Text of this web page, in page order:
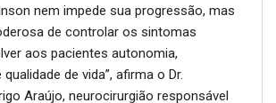
nem impede sua progressão, mas
de controlar os sintomas
aos pacientes autonomia,
de vida”, afirma o Dr.
Araújo, neurocirurgião responsável